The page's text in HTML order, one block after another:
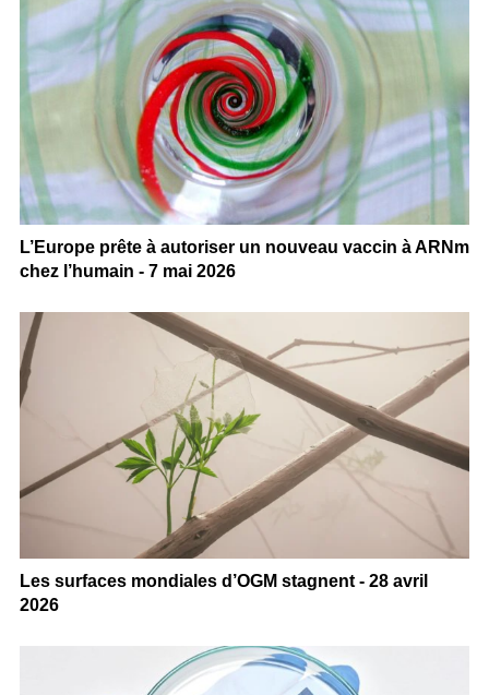
L’Europe prête à autoriser un nouveau vaccin à ARNm
chez l’humain - 7 mai 2026
Les surfaces mondiales d’OGM stagnent - 28 avril
2026